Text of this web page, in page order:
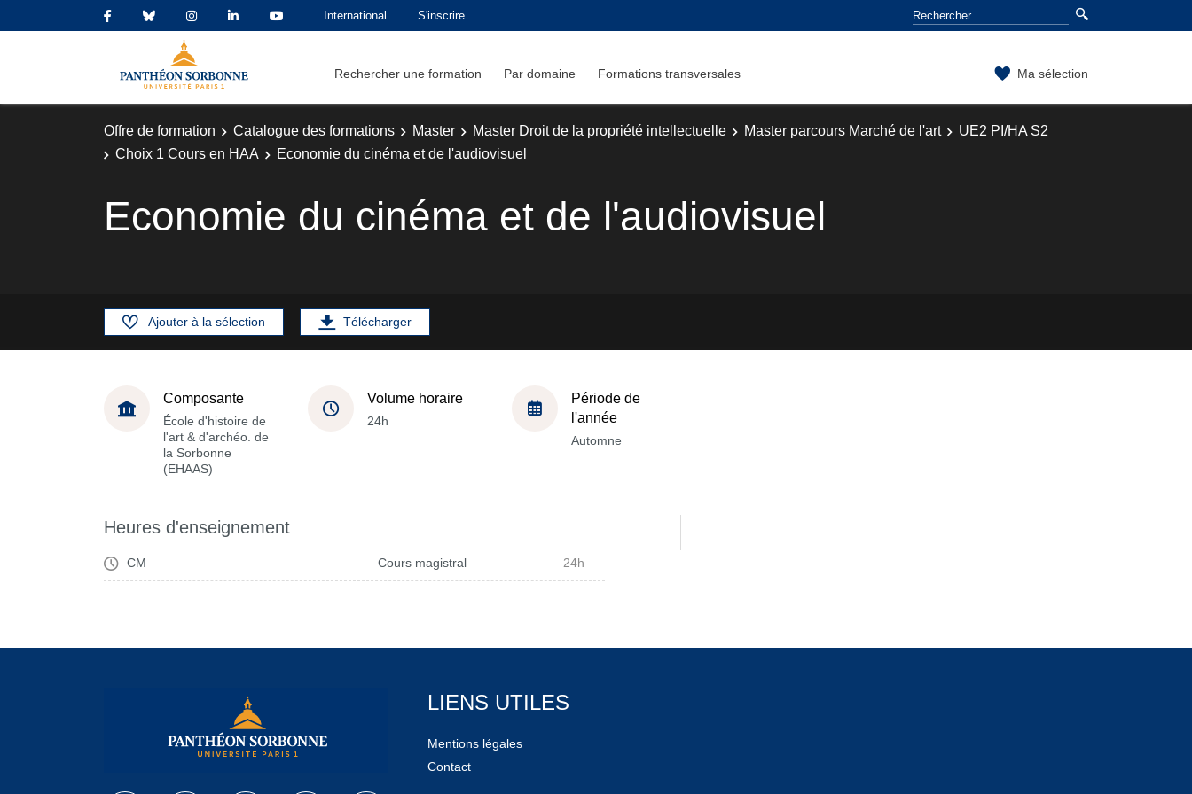
International S'inscrire
Rechercher une formation Par domaine Formations transversales Ma sélection
Offre de formation Catalogue des formations Master Master Droit de la propriété intellectuelle Master parcours Marché de l'art
UE2 PI/HA S2
Choix 1 Cours en HAA
Economie du cinéma et de l'audiovisuel
Economie du cinéma et de l'audiovisuel
Ajouter à la sélection Télécharger
Composante
École d'histoire de
l'art & d'archéo. de
la Sorbonne
(EHAAS)
Volume horaire
24h
Période de
l'année
Automne
Heures d'enseignement
CM Cours magistral 24h
LIENS UTILES
Mentions légales
Contact